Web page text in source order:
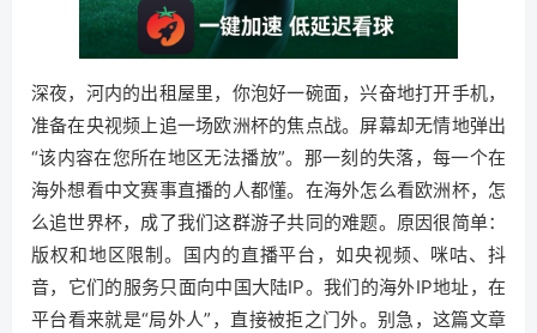
深夜，河内的出租屋里，你泡好一碗面，兴奋地打开手机，
准备在央视频上追一场欧洲杯的焦点战。屏幕却无情地弹出
“该内容在您所在地区无法播放”。那一刻的失落，每一个在
海外想看中文赛事直播的人都懂。在海外怎么看欧洲杯，怎
么追世界杯，成了我们这群游子共同的难题。原因很简单：
版权和地区限制。国内的直播平台，如央视频、咪咕、抖
音，它们的服务只面向中国大陆IP。我们的海外IP地址，在
平台看来就是“局外人”，直接被拒之门外。别急，这篇文章